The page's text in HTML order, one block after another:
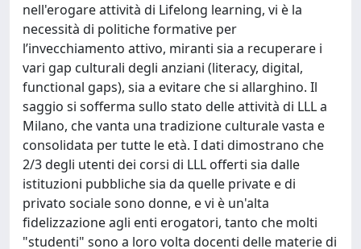
nell'erogare attività di Lifelong learning, vi è la
necessità di politiche formative per
l’invecchiamento attivo, miranti sia a recuperare i
vari gap culturali degli anziani (literacy, digital,
functional gaps), sia a evitare che si allarghino. Il
saggio si sofferma sullo stato delle attività di LLL a
Milano, che vanta una tradizione culturale vasta e
consolidata per tutte le età. I dati dimostrano che
2/3 degli utenti dei corsi di LLL offerti sia dalle
istituzioni pubbliche sia da quelle private e di
privato sociale sono donne, e vi è un'alta
fidelizzazione agli enti erogatori, tanto che molti
"studenti" sono a loro volta docenti delle materie di